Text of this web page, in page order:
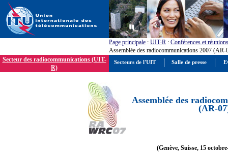
Page principale : UIT-R : Conférences et réunions
Assemblée des radiocommunications 2007 (AR-
Secteur des radiocommunications (UIT-
R)
Assemblée des
(AR-
(Genève, Suisse, 15
Secteurs de l'UIT Salle de presse